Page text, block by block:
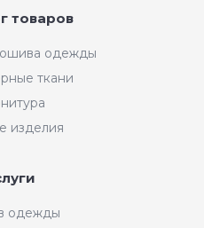
товаров
одежды
ткани
изделия
одежды